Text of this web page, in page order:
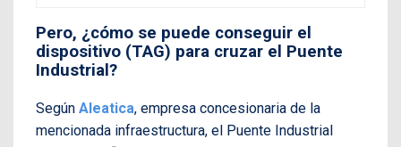
Pero, ¿cómo se puede conseguir el
dispositivo (TAG) para cruzar el Puente
Industrial?
Según Aleatica, empresa concesionaria de la
mencionada infraestructura, el Puente Industrial